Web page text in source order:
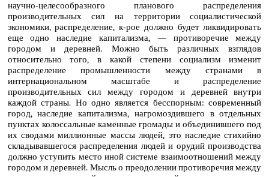
научно-целесообразного планового распределения
производительных сил на территории социалистической
экономики, распределение, к‑рое должно будет ликвидировать
еще одно наследие капитализма, — противоречие между
городом и деревней. Можно быть различных взглядов
относительно того, в какой степени социализм изменит
распределение промышленности между странами в
интернациональном масштабе и распределение
производительных сил между городом и деревней внутри
каждой страны. Но одно является бесспорным: современный
город, наследие капитализма, нагромоздившего в отдельных
пунктах колоссальные каменные громады и объединившего под
их сводами миллионные массы людей, это наследие стихийно
складывавшегося распределения людей и орудий производства
должно уступить место иной системе взаимоотношений между
городом и деревней. Мысль о преодолении противоречия между